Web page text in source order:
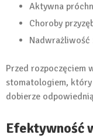
Aktywna
Choroby
Nadwrażliwość
Przed rozpoczęciem
stomatologiem,
dobierze
Efektywność